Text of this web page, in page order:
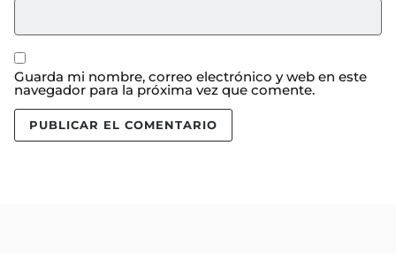
Guarda mi nombre, correo electrónico y web en este
navegador para la próxima vez que comente.